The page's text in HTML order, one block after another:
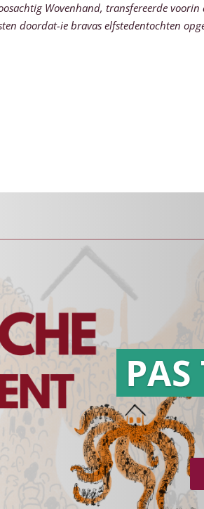
Wovenhand, transfereerde
doordat-ie bravas elfstedentochten